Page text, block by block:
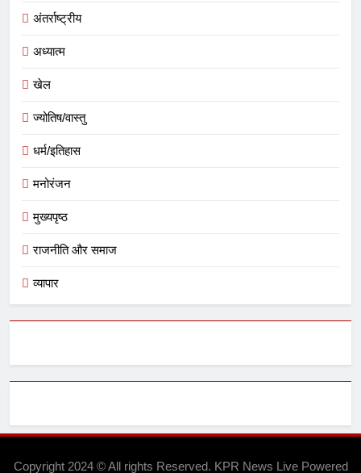
अंतर्राष्ट्रीय
अध्यात्म
खेल
ज्योतिष/वास्तु
धर्म/इतिहास
मनोरंजन
मुख्यपृष्ठ
राजनीति और समाज
व्यापार
Copyright 2024 © All rights Reserved. KPR News Live Powered